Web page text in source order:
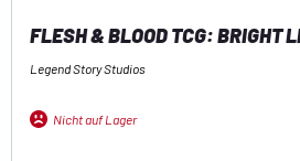
FLESH & BLOOD TCG: BRIGHT
Legend Story Studios
Nicht auf Lager